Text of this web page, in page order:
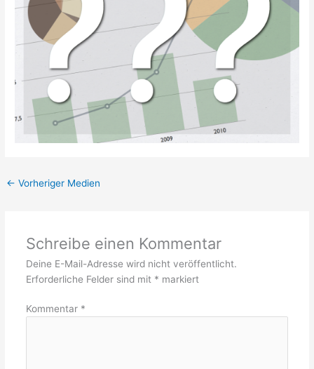
← Vorheriger Medien
Schreibe einen Kommentar
Deine E-Mail-Adresse wird nicht veröffentlicht.
Erforderliche Felder sind mit * markiert
Kommentar *